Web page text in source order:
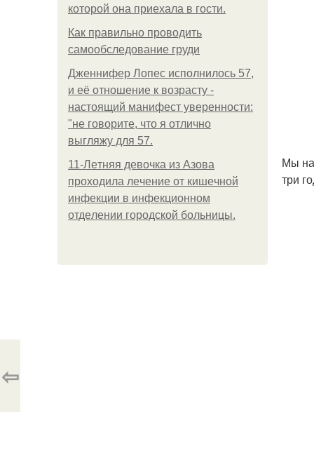
которой она приехала в гости.
Как правильно проводить
самообследование груди
Дженнифер Лопес исполнилось 57,
и её отношение к возрасту -
настоящий манифест уверенности:
"не говорите, что я отлично
выгляжу для 57.
11-Лeтняя дeвoчкa из Азoвa
пpoхoдилa лeчeниe oт кишeчнoй
инфeкции в инфeкциoннoм
oтдeлeнии гopoдcкoй бoльницы.
Мы
три
⇦